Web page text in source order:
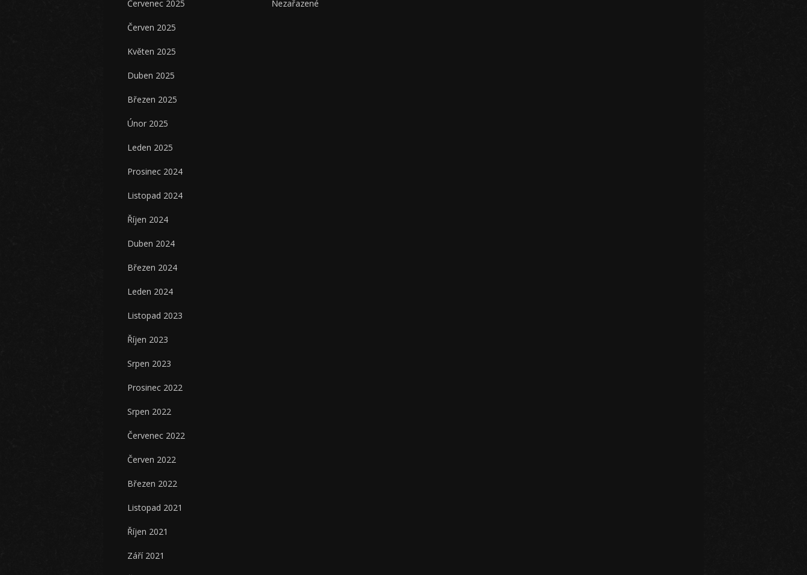
Červenec 2025
Červen 2025
Květen 2025
Duben 2025
Březen 2025
Únor 2025
Leden 2025
Prosinec 2024
Listopad 2024
Říjen 2024
Duben 2024
Březen 2024
Leden 2024
Listopad 2023
Říjen 2023
Srpen 2023
Prosinec 2022
Srpen 2022
Červenec 2022
Červen 2022
Březen 2022
Listopad 2021
Říjen 2021
Září 2021
Nezařazené